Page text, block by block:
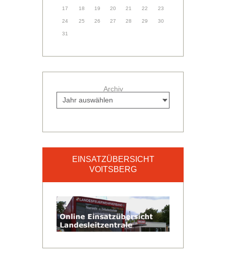
17 18 19 20 21 22 23
24 25 26 27 28 29 30
31
Archiv
EINSATZÜBERSICHT
VOITSBERG